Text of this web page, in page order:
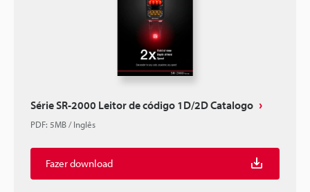
Série SR-2000 Leitor de código 1D/2D Catalogo
PDF: 5MB/Inglês
Fazer download